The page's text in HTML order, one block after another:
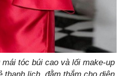
tóc búi cao và lối make-up